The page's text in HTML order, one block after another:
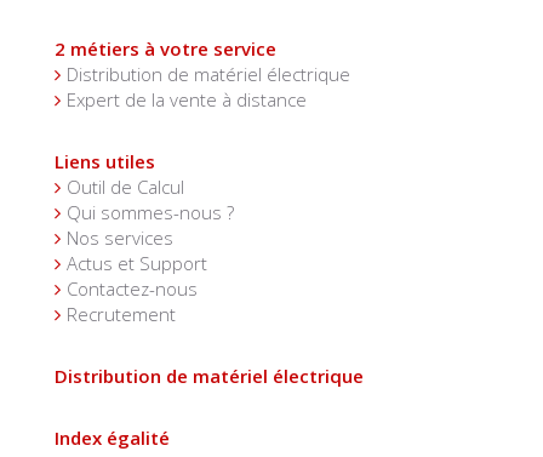
2 métiers à votre service
Distribution de matériel électrique
Expert de la vente à distance
Liens utiles
Outil de Calcul
Qui sommes-nous ?
Nos services
Actus et Support
Contactez-nous
Recrutement
Distribution de matériel électrique
Index égalité